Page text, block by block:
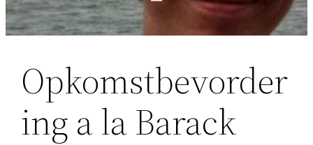
Opkomstbevorder
ing a la Barack